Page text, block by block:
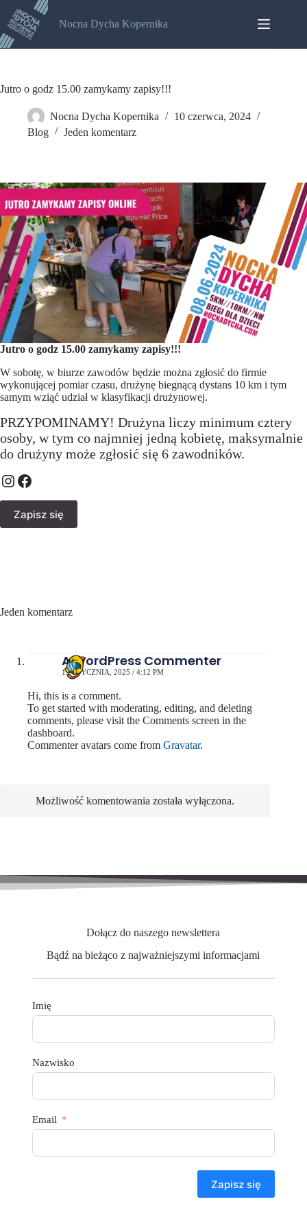
Nocna Dycha Kopernika
Jutro o godz 15.00 zamykamy zapisy!!!
Nocna Dycha Kopernika
10 czerwca, 2024
Blog
Jeden komentarz
Jutro o godz 15.00 zamykamy zapisy!!!
W sobotę, w biurze zawodów będzie można zgłosić do firmie
wykonującej pomiar czasu, drużynę biegnącą dystans 10 km i tym
samym wziąć udział w klasyfikacji drużynowej.
PRZYPOMINAMY! Drużyna liczy minimum cztery
osoby, w tym co najmniej jedną kobietę, maksymalnie
do drużyny może zgłosić się 6 zawodników.
Zapisz się
Jeden komentarz
A WordPress Commenter
15 STYCZNIA, 2025 / 4:12 PM
Hi, this is a comment.
To get started with moderating, editing, and deleting
comments, please visit the Comments screen in the
dashboard.
Commenter avatars come from Gravatar.
Możliwość komentowania została wyłączona.
Dołącz do naszego newslettera
Bądź na bieżąco z najważniejszymi informacjami
Imię
Nazwisko
Email
Zapisz się